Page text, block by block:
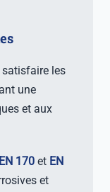
satisfaire les
une
et aux
EN 170et EN
et